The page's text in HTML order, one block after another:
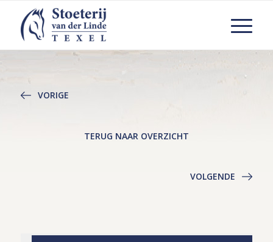
VORIGE
TERUG NAAR OVERZICHT
VOLGENDE